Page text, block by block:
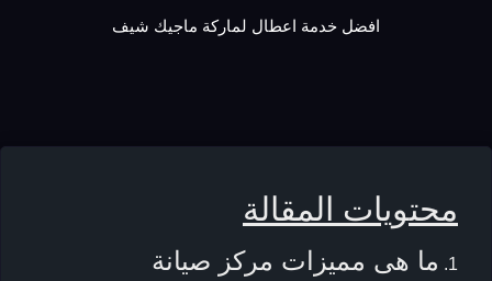
افضل خدمة اعطال لماركة ماجيك شيف
محتويات المقالة
ما هى مميزات مركز صيانة